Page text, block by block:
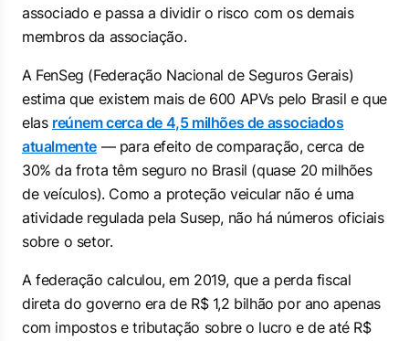
associado e passa a dividir o risco com os demais
membros da associação.
A FenSeg (Federação Nacional de Seguros Gerais)
estima que existem mais de 600 APVs pelo Brasil e que
elas reúnem cerca de 4,5 milhões de associados
atualmente — para efeito de comparação, cerca de
30% da frota têm seguro no Brasil (quase 20 milhões
de veículos). Como a proteção veicular não é uma
atividade regulada pela Susep, não há números oficiais
sobre o setor.
A federação calculou, em 2019, que a perda fiscal
direta do governo era de R$ 1,2 bilhão por ano apenas
com impostos e tributação sobre o lucro e de até R$